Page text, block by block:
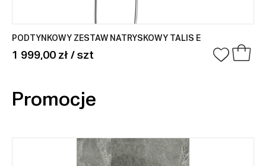
PODTYNKOWY ZESTAW NATRYSKOWY TALIS E
1 999,00 zł / szt
Promocje